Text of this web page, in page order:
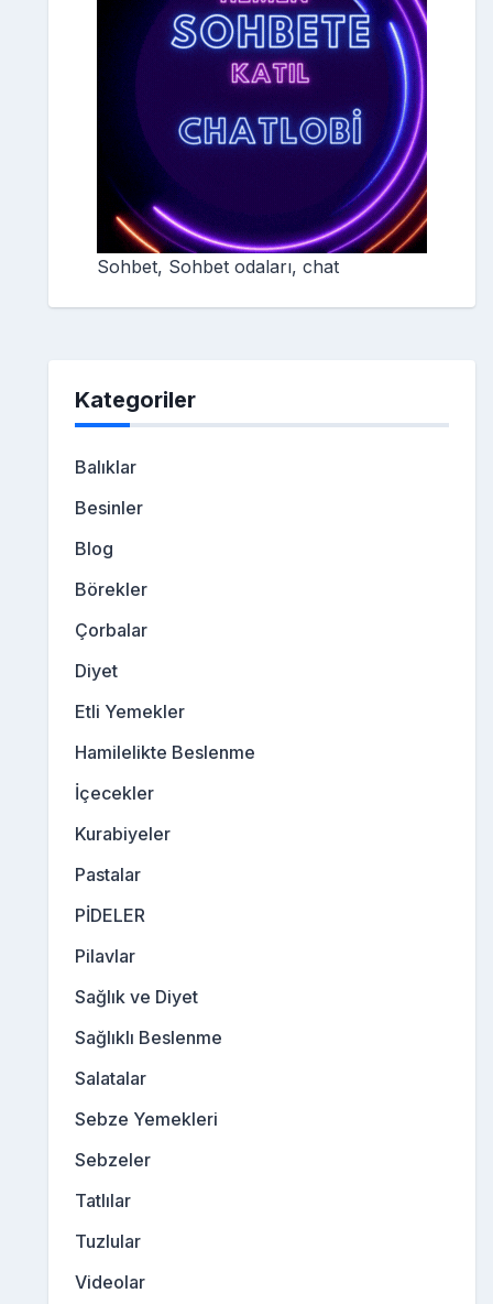
Sohbet, Sohbet odaları, chat
Kategoriler
Balıklar
Besinler
Blog
Börekler
Çorbalar
Diyet
Etli Yemekler
Hamilelikte Beslenme
İçecekler
Kurabiyeler
Pastalar
PİDELER
Pilavlar
Sağlık ve Diyet
Sağlıklı Beslenme
Salatalar
Sebze Yemekleri
Sebzeler
Tatlılar
Tuzlular
Videolar